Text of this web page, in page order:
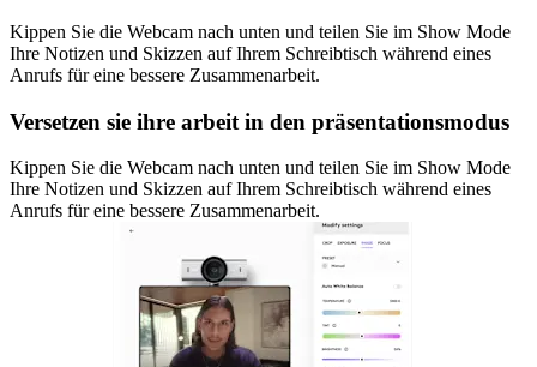
Kippen Sie die Webcam nach unten und teilen Sie im Show Mode
Ihre Notizen und Skizzen auf Ihrem Schreibtisch während eines
Anrufs für eine bessere Zusammenarbeit.
Versetzen sie ihre arbeit in den präsentationsmodus
Kippen Sie die Webcam nach unten und teilen Sie im Show Mode
Ihre Notizen und Skizzen auf Ihrem Schreibtisch während eines
Anrufs für eine bessere Zusammenarbeit.